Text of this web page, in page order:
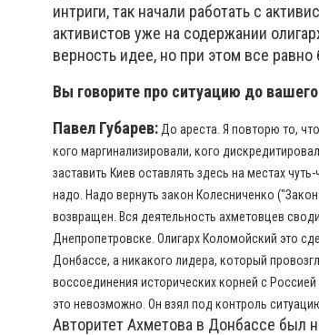
интриги, так начали работать с
активистов уже на содержании
верность идее, но при этом все равно
Вы говорите про ситуацию до
Павел Губарев: До ареста. Я повторю то,
кого маргинализировали, кого
заставить Киев оставлять здесь на местах
надо. Надо вернуть закон Колесниченко
возвращен. Вся деятельность ахметовцев
Днепропетровске. Олигарх Коломойский это
Донбассе, а никакого лидера, который
воссоединения исторических корней с
это невозможно. Он взял под контроль
Авторитет Ахметова в Донбассе был